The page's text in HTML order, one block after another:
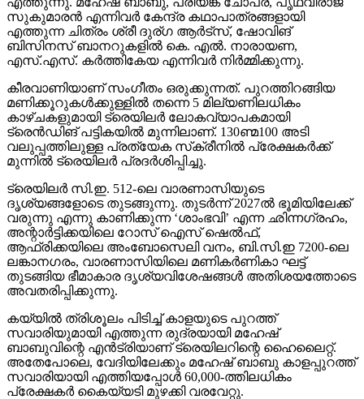
സുകുമാരന്‍ എന്നിവര്‍ കേന്ദ്ര കഥാപാത്രങ്ങളായി
എത്തുന്ന ചിത്രം ശ്രീ ദുര്ഗ ആര്‍ട്‌സ്, ഷോവിങ്
ബിസിനസ് ബാനറുകളില്‍ കെ. എല്‍. നാരായണ,
എസ്.എസ്. കര്‍ത്തികേയ എന്നിവര്‍ നിര്‍മ്മിക്കുന്നു.
കീരവാണിയാണ് സംഗീതം ഒരുക്കുന്നത്. പുറത്തിറങ്ങിയ
മണിക്കൂറുകള്‍ക്കുള്ളില്‍ തന്നെ 5 മില്യണിലധികം
കാഴ്ചകളുമായി ട്രെയിലര്‍ ലോകവ്യാപകമായി
ട്രെന്‍ഡിങ് പട്ടികയില്‍ മുന്നിലാണ്. 130ണ്മ100 അടി
വലുപ്പത്തിലുള്ള പ്രത്യേക സ്‌ക്രീനില്‍ പ്രേക്ഷകര്‍ക്ക്
മുന്നില്‍ ട്രെയിലര്‍ പ്രദര്‍ശിപ്പിച്ചു.
ട്രെയിലര്‍ സി.ഇ. 512-ലെ വാരണാസിയുടെ
ദൃശ്യങ്ങളോടെ തുടങ്ങുന്നു. തുടര്‍ന്ന് 2027ല്‍ ഭൂമിയിലേക്ക്
വരുന്നു എന്നു കാണിക്കുന്ന ‘ശാംഭവി’ എന്ന ഛിന്നഗ്രഹം,
അന്റാര്‍ട്ടിക്കയിലെ റോസ് ഐസ് ഷെല്‍ഫ്,
ആഫ്രിക്കയിലെ അംബോസെലി വനം, ബി.സി.ഇ 7200-ലെ
ലങ്കാനഗരം, വാരണാസിയിലെ മണികര്‍ണികാ ഘട്ട്
തുടങ്ങിയ ഭീമാകാര ദൃശ്യവിശേഷങ്ങള്‍ അതിശയത്തോടെ
അവതരിപ്പിക്കുന്നു.
കയ്യില്‍ ത്രിശൂലം പിടിച്ച് കാളയുടെ പുറത്ത്
സവാരിയുമായി എത്തുന്ന രുദ്രയായി മഹേഷ്
ബാബുവിന്റെ എന്‍ട്രിയാണ് ട്രെയിലറിന്റെ ഹൈലൈറ്റ്.
അതേപോലെ, വേദിയിലേക്കും മഹേഷ് ബാബു കാളപ്പുറത്ത്
സവാരിയായി എത്തിയപ്പോള്‍ 60,000-ത്തിലധികം
പ്രേക്ഷകര്‍ കൈയ്യടി മുഴക്കി വരവേറ്റു.